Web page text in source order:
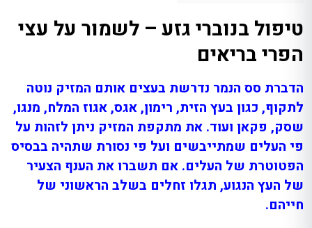
טיפול בנוברי גזע – לשמור על עצי
הפרי בריאים
הדברת סס הנמר נדרשת בעצים אותם המזיק נוטה
לתקוף, כגון בעץ הזית, רימון, אגס, אגוז המלח, מנגו,
שסק, פקאן ועוד. את מתקפת המזיק ניתן לזהות על
פי העלים שמתייבשים ועל פי נסורת שתהיה בבסיס
הפטוטרת של העלים. אם תשברו את הענף הצעיר
של העץ הנגוע, תגלו זחלים בשלב הראשוני של
חייהם.